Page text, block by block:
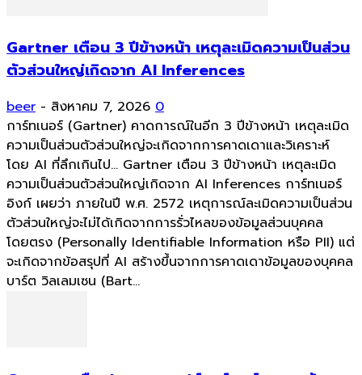
Gartner เตือน 3 ปีข้างหน้า เหตุละเมิดความเป็นส่วน
ตัวส่วนใหญ่เกิดจาก AI Inferences
beer - สิงหาคม 7, 2026 0
การ์ทเนอร์ (Gartner) คาดการณ์ในอีก 3 ปีข้างหน้า เหตุละเมิด
ความเป็นส่วนตัวส่วนใหญ่จะเกิดจากการคาดเดาและวิเคราะห์
โดย AI ที่ลึกเกินไป... Gartner เตือน 3 ปีข้างหน้า เหตุละเมิด
ความเป็นส่วนตัวส่วนใหญ่เกิดจาก AI Inferences การ์ทเนอร์
อิงก์ เผยว่า ภายในปี พ.ศ. 2572 เหตุการณ์ละเมิดความเป็นส่วน
ตัวส่วนใหญ่จะไม่ได้เกิดจากการรั่วไหลของข้อมูลส่วนบุคคล
โดยตรง (Personally Identifiable Information หรือ PII) แต่
จะเกิดจากข้อสรุปที่ AI สร้างขึ้นจากการคาดเดาข้อมูลของบุคคล
บาร์ต วิลเลมเซน (Bart...